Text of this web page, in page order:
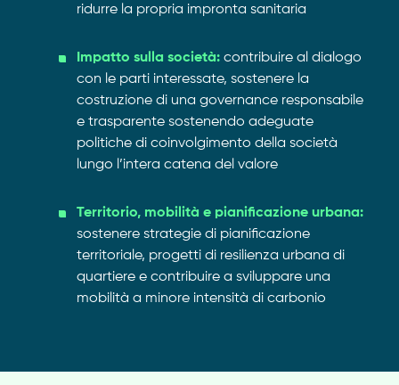
ridurre la propria impronta sanitaria
Impatto sulla società: contribuire al dialogo
con le parti interessate, sostenere la
costruzione di una governance responsabile
e trasparente sostenendo adeguate
politiche di coinvolgimento della società
lungo l’intera catena del valore
Territorio, mobilità e pianificazione urbana:
sostenere strategie di pianificazione
territoriale, progetti di resilienza urbana di
quartiere e contribuire a sviluppare una
mobilità a minore intensità di carbonio